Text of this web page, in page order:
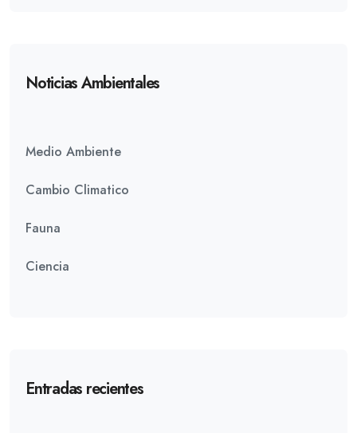
Noticias Ambientales
Medio Ambiente
Cambio Climatico
Fauna
Ciencia
Entradas recientes